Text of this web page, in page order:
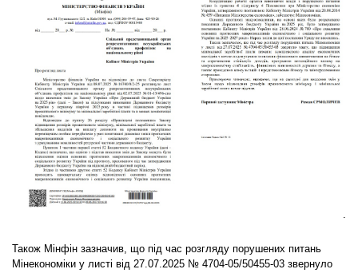
.
Також Мінфін зазначив, що під час розгляду порушених питань
Мінекономіки у листі від 27.07.2025 № 4704-05/50455-03 звернуло